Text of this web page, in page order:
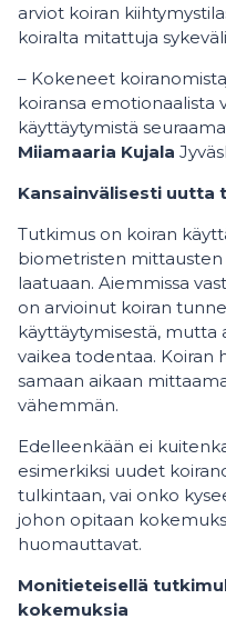
arviot koiran
koiralta mitattuja
– Kokeneet
koiransa emotionaalista
käyttäytymistä
Miiamaaria Kujala
Kansainvälisesti uutta
Tutkimus on koiran
biometristen mittausten
laatuaan. Aiemmissa
on arvioinut koiran
käyttäytymisestä,
vaikea todentaa. Koiran
samaan aikaan
vähemmän.
Edelleenkään ei
esimerkiksi uudet
tulkintaan, vai onko
johon opitaan
huomauttavat.
Monitieteisellä
kokemuksia